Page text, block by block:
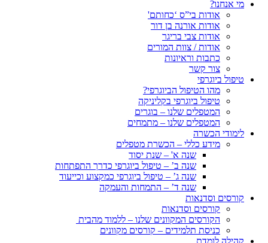
מי אנחנו?
אודות בי”ס ‘כחותם'
אודות אורנה בן דור
אודות צבי בריגר
אודות / צוות המורים
כתבות וראיונות
צור קשר
טיפול ביוגרפי
מהו הטיפול הביוגרפי?
טיפול ביוגרפי בקליניקה
המטפלים שלנו – בוגרים
המטפלים שלנו – מתמחים
לימודי הכשרה
מידע כללי – הכשרת מטפלים
שנה א' – שנת יסוד
שנה ב’ – טיפול ביוגרפי כדרך התפתחות
שנה ג’ – טיפול ביוגרפי כמקצוע וכייעוד
שנה ד’ – התמחות והעמקה
קורסים וסדנאות
קורסים וסדנאות
הקורסים המקוונים שלנו – ללמוד מהבית
כניסת תלמידים – קורסים מקוונים